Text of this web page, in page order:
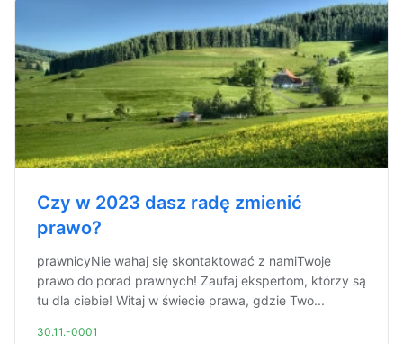
Czy w 2023 dasz radę zmienić
prawo?
prawnicyNie wahaj się skontaktować z namiTwoje
prawo do porad prawnych! Zaufaj ekspertom, którzy są
tu dla ciebie! Witaj w świecie prawa, gdzie Two...
30.11.-0001